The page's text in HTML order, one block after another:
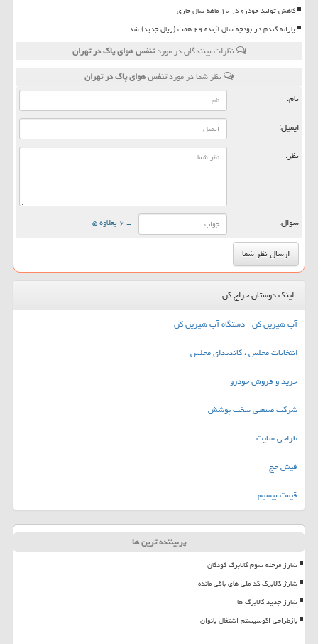
کاهش تولید خودرو در ۱۰ ماهه سال جاری
یارانه گندم در بودجه سال آینده ۲۹ همت (ریال جدید) شد
نظرات بینندگان در موردتنفس هوای پاك در تهران
نظر شما در موردتنفس هوای پاك در تهران
نام:
ایمیل:
نظر:
سوال: = ۶ بعلاوه ۵
لینک دوستان حراج کن
آب شیرین کن - دستگاه آب شیرین کن
انتخابات مجلس ، کاندیدای مجلس
خرید و فروش خودرو
شرکت صنعتی سخت پوشش
طراحی سایت
فیش حج
قیمت بیسیم
پربیننده ترین ها
شارژ مرحله سوم کالابرگ کودکان
شارژ کالابرگ کد ملی های باقی مانده
شارژ جدید کالابرگ ها
بازطراحی اکوسیستم اشتغال بانوان